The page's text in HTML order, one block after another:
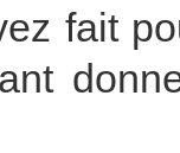
fait